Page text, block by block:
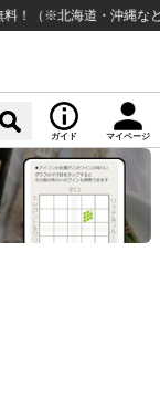
北海道・沖縄など一部
ガイド マイページ